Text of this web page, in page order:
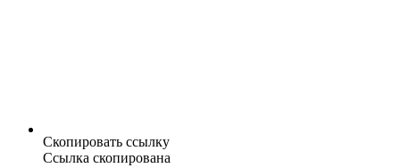
Скопировать ссылку
Ссылка скопирована